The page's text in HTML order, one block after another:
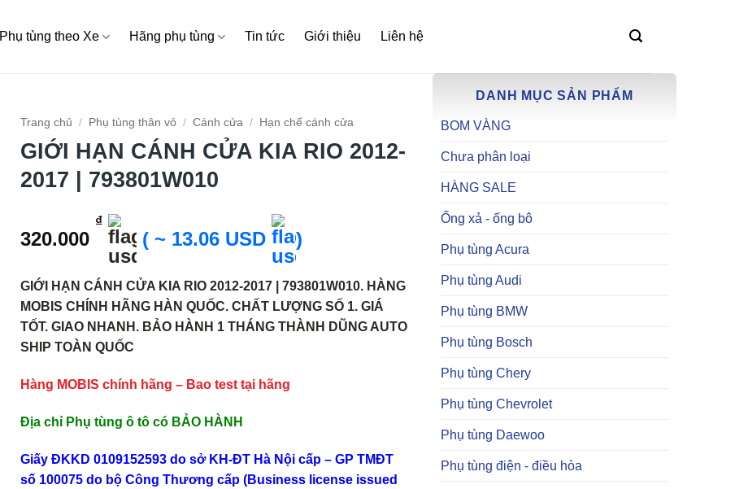
Phụ tùng theo Xe Hãng phụ tùng Tin tức Giới thiệu Liên hệ
DANH MỤC SẢN PHẨM
BOM VÀNG
Chưa phân loại
HÀNG SALE
Ống xả - ống bô
Phụ tùng Acura
Phụ tùng Audi
Phụ tùng BMW
Phụ tùng Bosch
Phụ tùng Chery
Phụ tùng Chevrolet
Phụ tùng Daewoo
Phụ tùng điện - điều hòa
Trang chủ / Phụ tùng thân vỏ / Cánh cửa / Hạn chế cánh cửa
GIỚI HẠN CÁNH CỬA KIA RIO 2012-
2017 | 793801W010
320.000
₫
( ~ 13.06 USD )
GIỚI HẠN CÁNH CỬA KIA RIO 2012-2017 | 793801W010. HÀNG
MOBIS CHÍNH HÃNG HÀN QUỐC. CHẤT LƯỢNG SỐ 1. GIÁ
TỐT. GIAO NHANH. BẢO HÀNH 1 THÁNG THÀNH DŨNG AUTO
SHIP TOÀN QUỐC
Hàng MOBIS chính hãng – Bao test tại hãng
Địa chỉ Phụ tùng ô tô có BẢO HÀNH
Giấy ĐKKD 0109152593 do sở KH-ĐT Hà Nội cấp – GP TMĐT
số 100075 do bộ Công Thương cấp (Business license issued